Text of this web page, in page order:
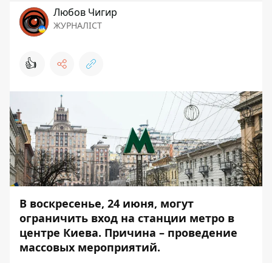
Любов Чигир
ЖУРНАЛІСТ
👍
В воскресенье, 24 июня, могут
ограничить вход на станции метро в
центре Киева. Причина – проведение
массовых мероприятий.